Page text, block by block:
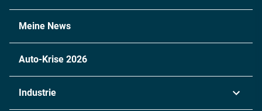
Meine News
Auto-Krise 2026
Industrie